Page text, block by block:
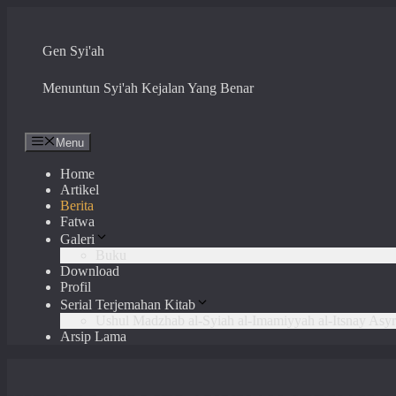
contentGen Syi'ah
Menuntun Syi'ah Kejalan Yang Benar
Menu
Home
Artikel
Berita
Fatwa
Galeri
Download
Profil
Serial Terjemahan Kitab
Arsip Lama